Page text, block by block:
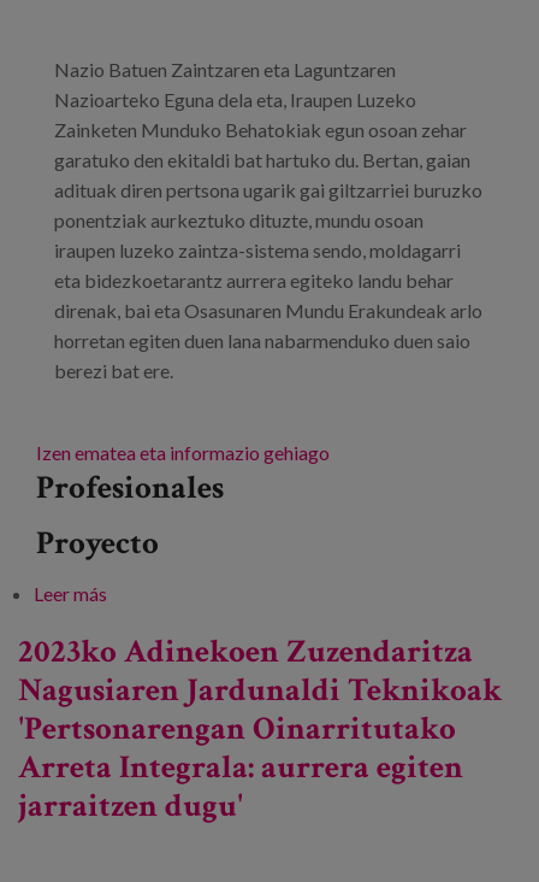
Trabaja con nosotros
Canal de denuncias
Nazio Batuen Zaintzaren eta Laguntzaren
Nazioarteko Eguna dela eta, Iraupen Luzeko
Zainketen Munduko Behatokiak egun osoan zehar
garatuko den ekitaldi bat hartuko du. Bertan, gaian
adituak diren pertsona ugarik gai giltzarriei buruzko
ponentziak aurkeztuko dituzte, mundu osoan
iraupen luzeko zaintza-sistema sendo, moldagarri
eta bidezkoetarantz aurrera egiteko landu behar
direnak, bai eta Osasunaren Mundu Erakundeak arlo
horretan egiten duen lana nabarmenduko duen saio
berezi bat ere.
Izen ematea eta informazio gehiago
Profesionales
Proyecto
Leer más
2023ko Adinekoen Zuzendaritza
Nagusiaren Jardunaldi Teknikoak
'Pertsonarengan Oinarritutako
Arreta Integrala: aurrera egiten
jarraitzen dugu'